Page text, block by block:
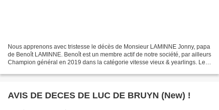
Nous apprenons avec tristesse le décès de Monsieur LAMINNE Jonny, papa
de Benoît LAMINNE. Benoît est un membre actif de notre société, par ailleurs
Champion général en 2019 dans la catégorie vitesse vieux & yearlings. Le
AVIS DE DECES DE LUC DE BRUYN (New) !